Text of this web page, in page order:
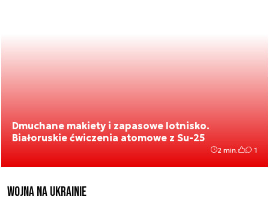
Dmuchane makiety i zapasowe lotnisko.
Białoruskie ćwiczenia atomowe z Su-25
2 min. 1
Wojna na Ukrainie